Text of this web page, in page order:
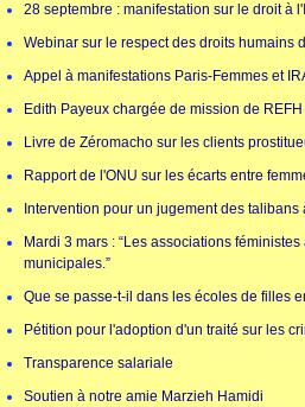
28 septembre : manifestation sur le droit à
Webinar sur le respect des droits humains
Appel à manifestations Paris-Femmes et
Edith Payeux chargée de mission de
Livre de Zéromacho sur les clients
Rapport de l'ONU sur les écarts entre
Intervention pour un jugement des
Mardi 3 mars : “Les associations
municipales.”
Que se passe-t-il dans les écoles de filles
Pétition pour l'adoption d'un traité sur les
Transparence salariale
Soutien à notre amie Marzieh Hamidi